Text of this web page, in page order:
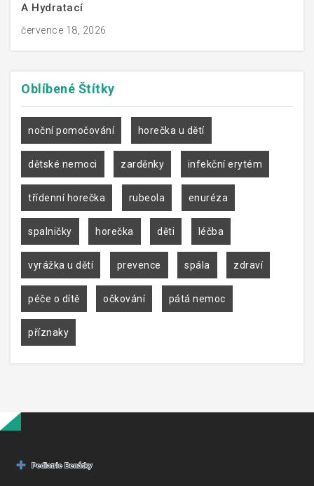
A Hydratací
července 18, 2026
Oblíbené Štítky
noční pomočování horečka u dětí
dětské nemoci zarděnky infekční erytém
třídenní horečka rubeola enuréza
spalničky horečka děti léčba
vyrážka u dětí prevence spála zdraví
péče o dítě očkování pátá nemoc
příznaky